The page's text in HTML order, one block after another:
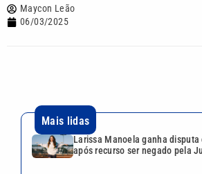
Maycon Leão
06/03/2025
Mais lidas
Larissa Manoela ganha
após recurso ser negado pela